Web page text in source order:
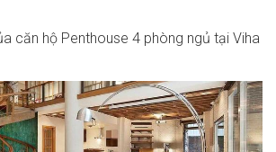
căn hộ Penthouse 4 phòng ngủ tại Viha